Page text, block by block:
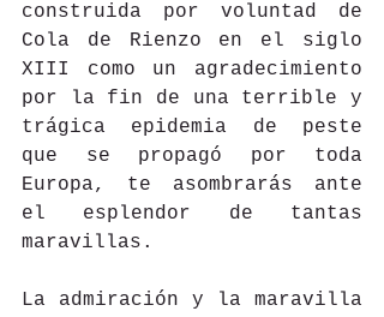
construida por voluntad de
Cola de Rienzo en el siglo
XIII como un agradecimiento
por la fin de una terrible y
trágica epidemia de peste
que se propagó por toda
Europa, te asombrarás ante
el esplendor de tantas
maravillas.
La admiración y la maravilla